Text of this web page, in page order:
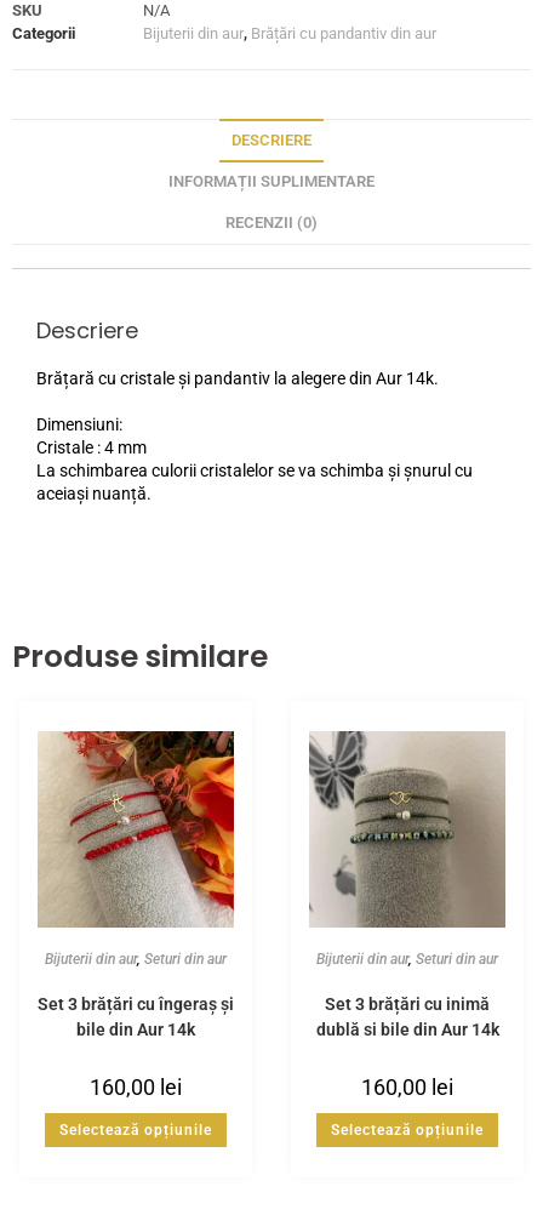
SKU
N/A
Categorii
Bijuterii din aur, Brățări cu pandantiv din aur
DESCRIERE
INFORMAȚII SUPLIMENTARE
RECENZII (0)
Descriere
Brățară cu cristale și pandantiv la alegere din Aur 14k.
Dimensiuni:
Cristale : 4 mm
La schimbarea culorii cristalelor se va schimba și șnurul cu
aceiași nuanță.
Produse similare
Bijuterii din aur, Seturi din aur
Set 3 brățări cu îngeraș și
bile din Aur 14k
160,00 lei
Selectează opțiunile
Bijuterii din aur, Seturi din aur
Set 3 brățări cu inimă
dublă și bile din Aur 14k
160,00 lei
Selectează opțiunile